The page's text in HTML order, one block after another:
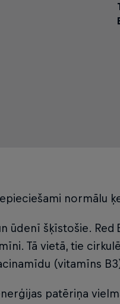
normālu
ūdenī šķīstošie.
Tā vietā, tie
(vitamīns
patēriņa